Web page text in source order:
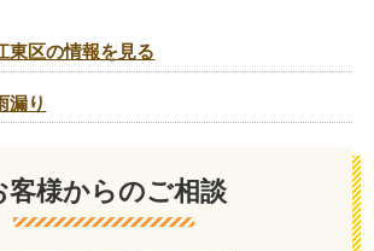
東区の情報を見る
漏り
客様からのご相談